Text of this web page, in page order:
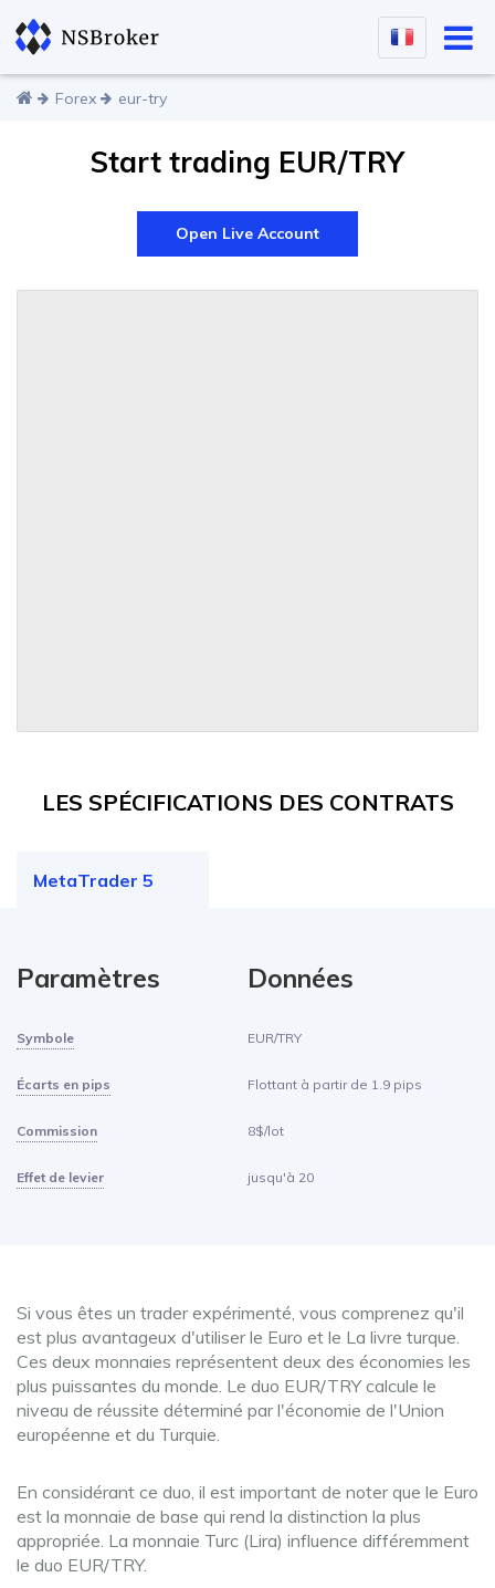
Forex eur-try
Start trading EUR/TRY
Open Live Account
LES SPÉCIFICATIONS DES CONTRATS
MetaTrader 5
Paramètres Données
Symbole EUR/TRY
Écarts en pips Flottant à partir de 1.9 pips
Commission 8$/lot
Effet de levier jusqu'à 20
Si vous êtes un trader expérimenté, vous comprenez qu'il
est plus avantageux d'utiliser le Euro et le La livre turque.
Ces deux monnaies représentent deux des économies les
plus puissantes du monde. Le duo EUR/TRY calcule le
niveau de réussite déterminé par l'économie de l'Union
européenne et du Turquie.
En considérant ce duo, il est important de noter que le Euro
est la monnaie de base qui rend la distinction la plus
appropriée. La monnaie Turc (Lira) influence différemment
le duo EUR/TRY.